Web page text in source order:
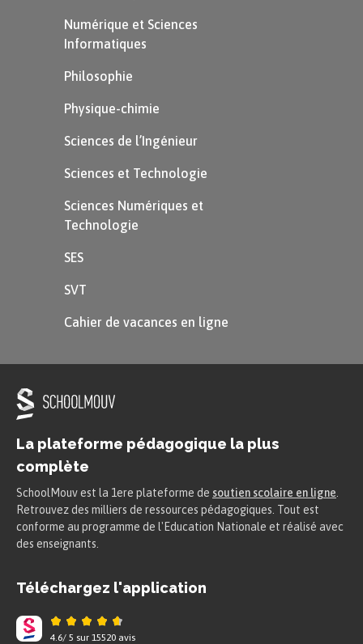
Numérique et Sciences
Informatiques
Philosophie
Physique-chimie
Sciences de l’Ingénieur
Sciences et Technologie
Sciences Numériques et
Technologie
SES
SVT
Cahier de vacances en ligne
La plateforme pédagogique la plus
complète
SchoolMouv est la 1ere plateforme de soutien scolaire en ligne
Retrouvez des milliers de ressources pédagogiques. Tout est
conforme au programme de l'Education Nationale et réalisé avec
des enseignants.
Téléchargez l'application
4.6/ 5 sur 15520 avis